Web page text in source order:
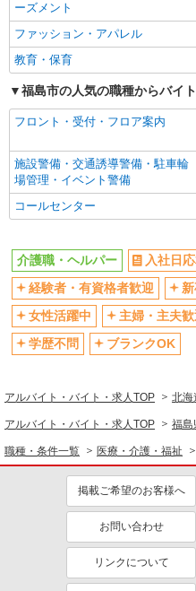
ーズメント
ファッション・アパレル
教育・保育
福島市の人気の職種からバイ
フロント・受付・フロア案内
施設警備・交通誘導警備・駐車輪
場管理・イベント警備
コールセンター
介護職・ヘルパー 入社日
経験者・有資格者歓迎
女性活躍中
主婦・主夫歓
学歴不問
ブランクOK
アルバイト・バイト・求人TOP 北海
アルバイト・バイト・求人TOP 福島
職種・条件一覧 医療・介護・福祉
掲載ご希望のお客様へ
お問い合わせ
リンクについて